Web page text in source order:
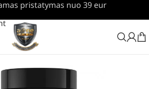
pristatymas nuo 39 eur